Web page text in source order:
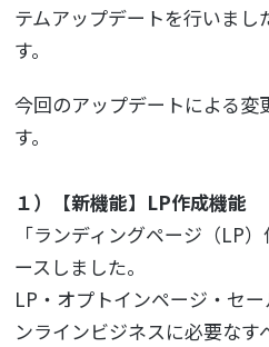
テムアップデートを行いまし
す。
今回のアップデートによる変
す。
１）【新機能】LP作成機能
「ランディングページ（LP
ースしました。
LP・オプトインページ・セ
ンラインビジネスに必要なす